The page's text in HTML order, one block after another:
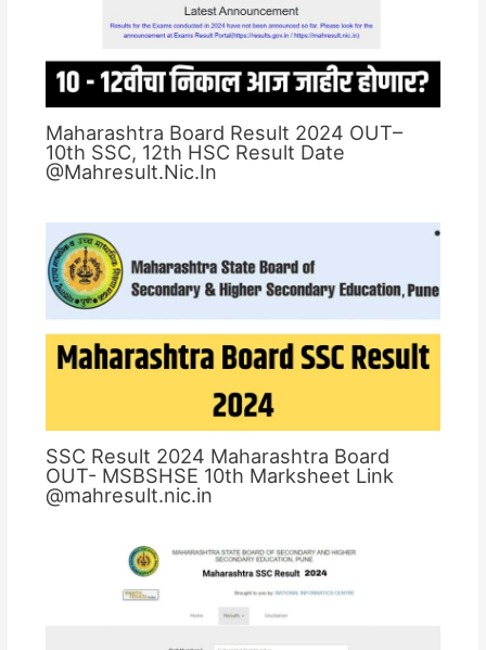
Maharashtra Board Result 2024 OUT–
10th SSC, 12th HSC Result Date
@Mahresult.Nic.In
SSC Result 2024 Maharashtra Board
OUT- MSBSHSE 10th Marksheet Link
@mahresult.nic.in